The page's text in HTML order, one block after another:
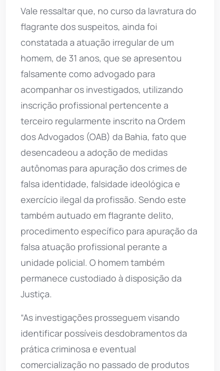
Vale ressaltar que, no curso da lavratura do
flagrante dos suspeitos, ainda foi
constatada a atuação irregular de um
homem, de 31 anos, que se apresentou
falsamente como advogado para
acompanhar os investigados, utilizando
inscrição profissional pertencente a
terceiro regularmente inscrito na Ordem
dos Advogados (OAB) da Bahia, fato que
desencadeou a adoção de medidas
autônomas para apuração dos crimes de
falsa identidade, falsidade ideológica e
exercício ilegal da profissão. Sendo este
também autuado em flagrante delito,
procedimento específico para apuração da
falsa atuação profissional perante a
unidade policial. O homem também
permanece custodiado à disposição da
Justiça.
“As investigações prosseguem visando
identificar possíveis desdobramentos da
prática criminosa e eventual
comercialização no passado de produtos